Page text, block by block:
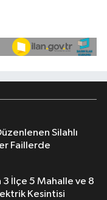
Faillerde
İlçe 5 Mahalle ve 8
Kesintisi